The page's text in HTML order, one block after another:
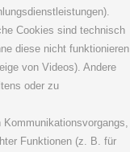
Cookies sind technisch
diese nicht funktionieren
von Videos). Andere
oder zu
Funktionen (z. B. für